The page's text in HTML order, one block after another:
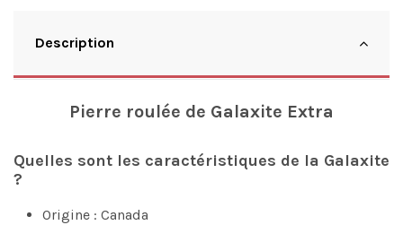
Description
Pierre roulée de Galaxite Extra
Quelles sont les caractéristiques de la Galaxite
?
Origine : Canada